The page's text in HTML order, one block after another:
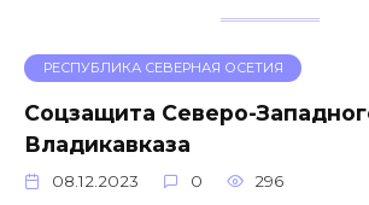
РЕСПУБЛИКА СЕВЕРНАЯ ОСЕТИЯ
Соцзащита Северо-
Владикавказа
08.12.2023 0 296